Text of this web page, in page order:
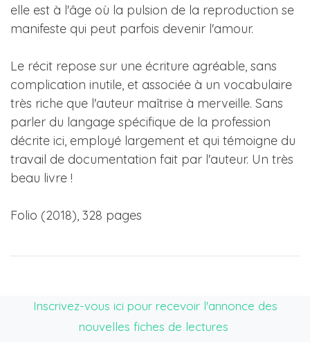
elle est à l'âge où la pulsion de la reproduction se
manifeste qui peut parfois devenir l'amour.
Le récit repose sur une écriture agréable, sans
complication inutile, et associée à un vocabulaire
très riche que l'auteur maîtrise à merveille. Sans
parler du langage spécifique de la profession
décrite ici, employé largement et qui témoigne du
travail de documentation fait par l'auteur. Un très
beau livre !
Folio (2018), 328 pages
Inscrivez-vous ici pour recevoir l'annonce des
nouvelles fiches de lectures